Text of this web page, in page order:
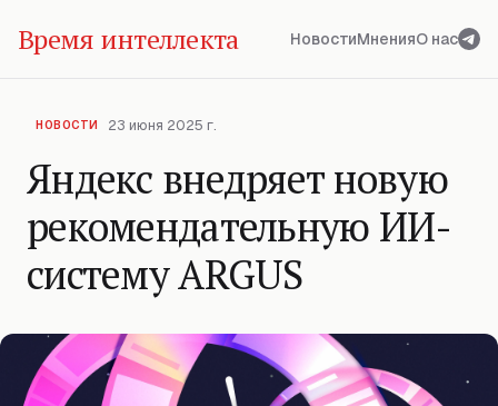
Время интеллекта НовостиМненияО нас
НОВОСТИ 23 июня 2025 г.
Яндекс внедряет новую
рекомендательную ИИ-
систему ARGUS